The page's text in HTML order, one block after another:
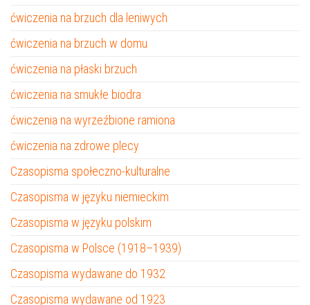
ćwiczenia na brzuch dla leniwych
ćwiczenia na brzuch w domu
ćwiczenia na płaski brzuch
ćwiczenia na smukłe biodra
ćwiczenia na wyrzeźbione ramiona
ćwiczenia na zdrowe plecy
Czasopisma społeczno-kulturalne
Czasopisma w języku niemieckim
Czasopisma w języku polskim
Czasopisma w Polsce (1918–1939)
Czasopisma wydawane do 1932
Czasopisma wydawane od 1923